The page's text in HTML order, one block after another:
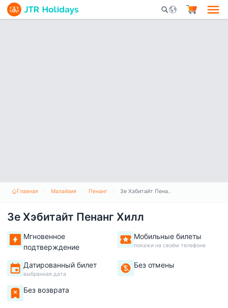
Mobile Search
Главная Малайзия Пенанг Зе Хэбитайт Пенанг Хилл
Зе Хэбитайт Пенанг Хилл
Мгновенное
подтверждение
Мобильные билеты
покажи на своём телефоне
Датированный билет
выбранная дата
Без отмены
Без возврата